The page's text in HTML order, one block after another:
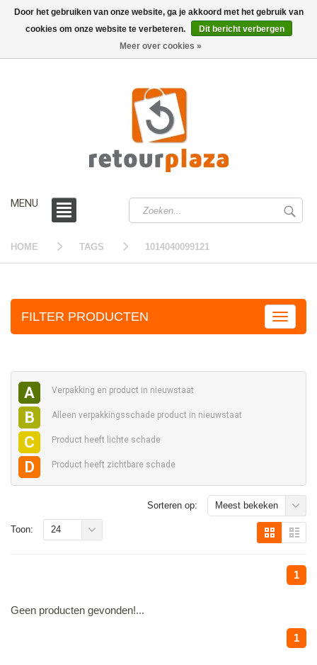
MENU
HOME TAGS 1014040099121
FILTER PRODUCTEN
A Verpakking en product in nieuwstaat
B Alleen verpakkingsschade product in nieuwstaat
C Product heeft lichte schade
D Product heeft zichtbare schade
Sorteren op: Meest bekeken
1
Toon: 24
Geen producten gevonden!...
1
Door het gebruiken van onze website, ga je akkoord met het gebruik van
cookies om onze website te verbeteren.
Dit bericht verbergen
Meer over cookies »